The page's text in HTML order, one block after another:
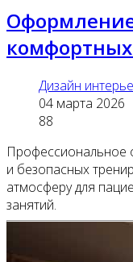
Дизайн
04 марта 2026
88
Профессиональное
и безопасных
атмосферу для
занятий.